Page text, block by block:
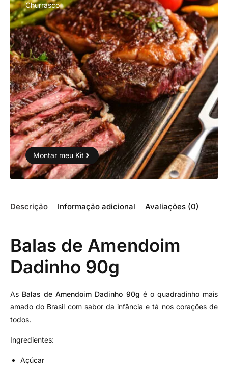
Churrasco
Montar meu Kit
Descrição Informação adicional Avaliações (0)
Balas de Amendoim
Dadinho 90g
As Balas de Amendoim Dadinho 90g é o quadradinho mais
amado do Brasil com sabor da infância e tá nos corações de
todos.
Ingredientes:
Açúcar